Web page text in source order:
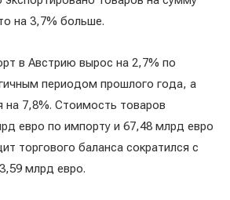
на 3,7% больше.
в Австрию вырос на 2,7% по
периодом прошлого года, а
на 7,8%. Стоимость товаров
евро по импорту и 67,48 млрд евро
торгового баланса сократился с
млрд евро.